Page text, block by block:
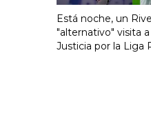
Está noche, un
"alternativo" visita
Justicia por la Liga